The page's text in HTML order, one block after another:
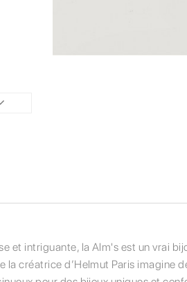
et intriguante, la Alm's est un vrai
la créatrice d’Helmut Paris imagine